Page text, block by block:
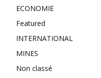
ECONOMIE
Featured
INTERNATIONAL
MINES
Non classé